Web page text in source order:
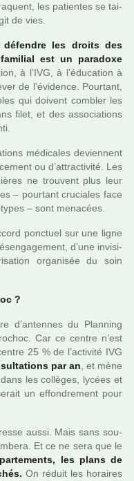
les patien­tes se tai­
de vies.
les droits des
est un para­doxe
à l’IVG, à l’éducation à
de l’évidence. Pourtant,
qui doi­vent com­bler les
filet, et des asso­cia­tions
médi­ca­les devien­nent
ou d’attrac­ti­vité. Les
ne trou­vent plus leur
– pour­tant cru­cia­les face
– sont mena­cées.
ponc­tuel sur une ligne
d’une invi­si­
orga­ni­sée du soin
?
d’anten­nes du Planning
Car ce centre n’est
25 % de l’acti­vité IVG
par an , et mène
les col­lè­ges, lycées et
un effon­dre­ment pour
aussi. Mais sans sou­
Et ce ne sera que le
les plans de
On réduit les horai­res